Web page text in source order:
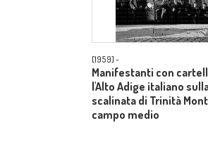
[1959] -
Manifestanti con
l'Alto Adige italiano
scalinata di Trinità
campo medio